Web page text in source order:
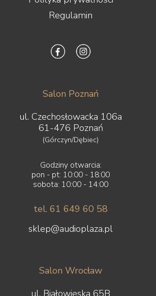
Regulamin
Salon Poznań
ul. Czechosłowacka 106a
61-476 Poznań
(Górczyn/Dębiec)
Godziny otwarcia:
pon - pt: 10:00 - 18:00
sobota: 10:00 - 14:00
tel. 61 649 60 58
sklep@audioplaza.pl
Salon Wrocław